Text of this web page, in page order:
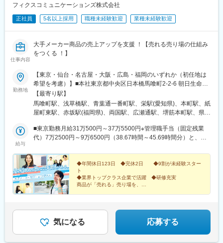
◎データガバナンス・運用効率化の推進
・権限管理やレポートスイートの最適化
・管理APIを用いた自動化・運用負荷の軽減
■本ポジションの魅力：
◎社会的インパクトの大きいデータに関われる
リクルートグループの大規模サービス群の裏側で、数百万～数千
支援できます。
◎技術とビジネスの両面で成長できる
単なるデータ処理にとどまらず、課題発見・要件定義・改善提案
まで一貫して関われるため、データエンジニアとしてもビジネス
パーソンとしてもスキルアップが可能です。
社内勉強会や技術共有文化も活発で、学び続けられる環境です
計測・分析基盤：Adobe Analytics、Tags、Adobe Data Feeds /
API連携
プログラミング言語：HTML/CSS/JavaScript
データ連携・分析：BigQuery、SQL、Tableau / Looker Studio
その他：GitHub / GitLab（バージョン管理）、Jira /
変更の範囲：無
フィクスコミュニケーションズ株式会社
正社員 5名以上採用 職種未経験歓迎 業種未経験歓迎
仕事内容
大手メーカー商品の売上アップを支援 ！【売れる売り場の仕組み
をつくる ！】
勤務地
【東京・仙台・名古屋・大阪・広島・福岡のいずれか（初任地は
希望を考慮）】■本社東京都中央区日本橋馬喰町2-2-6 朝日生命須
長ビル7階■東京分室(1)東京都台東区柳橋2-2-3 柳橋鈴和ビル8階東
京都台東区柳橋2-2-3 柳橋鈴和ビル7階■東京分室(2)東京都台東区
浅草橋2-2-10 TOKENビル5階■仙台営業所宮城県仙台市青葉区一
市中区丸の内3-19-12 久屋パークサイドビル7階■大阪営業所大阪
府大阪市中央区南本町4-1-10 DPスクエア本町3階■広島営業所広
福岡県福岡市中央区赤坂1‐15‐33 ダイアビル福岡赤坂5階◎初任地
は希望を考慮します。◎全国転勤が発生する可能性のあるポジシ
ョンです。◎全国転勤が難しい方はご相談ください。転勤なしの
ポジションも募集しています。★各オフィス駅から徒歩2～8分以
内！★外勤業務では状況に応じて直行直帰が可能です。
【最寄り駅】
馬喰町駅、浅草橋駅、青葉通一番町駅、栄駅(愛知県)、本町駅、紙
屋町東駅、赤坂駅(福岡県)、両国駅、広瀬通駅、堺筋本町駅、県庁
給与
■東京勤務月給31万500円～37万5500円※管理職手当（固定残業
代）7万2500円～9万6500円（38.67時間～45.69時間分）と、一
超えた場合は、超過分の時間外手当が支払われます■仙台・名古
屋・大阪・広島・福岡勤務月給28万5500円～34万5500円※管理職
手当（固定残業代）7万2500円～9万6500円（43.18時間～52.11
時間分）を含みます。※固定残業時間を超えた場合は、超過分の時
間外手当が支払われます社員の年収例523万円／入社5年（マネー
万円／入社1年（社会人経験3年・東京勤務）
◆年間休日123日 ◆完休2日 ◆9割が未経験スター
ト
◆業界トップクラス企業で活躍 ◆研修充実
商品が「売れる」売り場を、
気になる 応募する